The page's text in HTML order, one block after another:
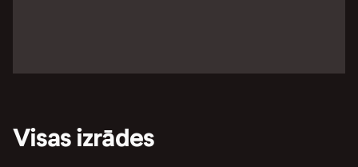
Visas izrādes